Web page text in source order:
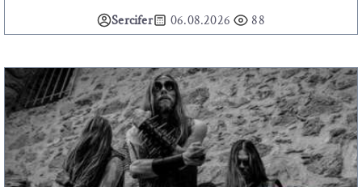
Sercifer 06.08.2026 88